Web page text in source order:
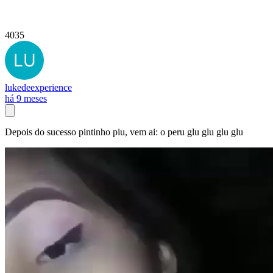
4035
lukedeexperience
há 9 meses
Depois do sucesso pintinho piu, vem ai: o peru glu glu glu glu